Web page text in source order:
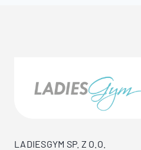
LADIESGYM SP. Z O.O.